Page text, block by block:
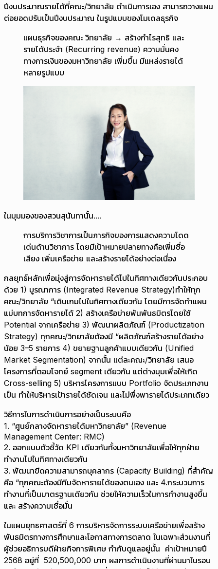
ปีงบประมาณรายได้ที่คณะ/วิทยาลัย ดำเนินการเอง สามารถวางแผน
ต่อยอดปรับเป็นปีงบประมาณ ในรูปแบบของโมเดลธุรกิจ
แผนธุรกิจของคณะ วิทยาลัย → สร้างกำไรสุทธิ และ
รายได้ประจำ (Recurring revenue) ความมั่นคง
ทางการเงินของมหาวิทยาลัย เพิ่มขึ้น มีแหล่งรายได้
หลายรูปแบบ
ในมุมมองของสวนสุนันทานั้น....
การบริการวิชาการเป็นภารกิจของการแสดงความโดด
เด่นด้านวิชาการ โดยมีเป้าหมายปลายทางคือเพิ่มชื่อ
เสียง เพิ่มเครือข่าย และสร้างรายได้อย่างต่อเนื่อง
กลยุทธ์หลักเพื่อมุ่งสู่การจัดหารายได้ไปในทิศทางเดียวกันประกอบ
ด้วย 1) บูรณาการ (Integrated Revenue Strategy)ทำให้ทุก
คณะ/วิทยาลัย “เดินเกมไปในทิศทางเดียวกัน โดยมีการจัดทำแผน
แม่บทการจัดหารายได้ 2) สร้างเครือข่ายพันพันธมิตรโดยใช้
Potential จากเครือข่าย 3) พัฒนาผลิตภัณฑ์ (Productization
Strategy) ทุกคณะ/วิทยาลัยต้องมี “ผลิตภัณฑ์สร้างรายได้อย่าง
น้อย 3–5 รายการ 4) ขยายฐานลูกค้าแบบเดียวกัน (Unified
Market Segmentation) จากนั้น แต่ละคณะ/วิทยาลัย เสนอ
โครงการที่ตอบโจทย์ segment เดียวกัน แต่ต่างมุมเพื่อให้เกิด
Cross-selling 5) บริหารโครงการแบบ Portfolio จัดประเภทงาน
เป็น ทำให้บริหารเป้ารายได้ชัดเจน และไม่พึ่งพารายได้ประเภทเดียว
วิธีการในการดำเนินการอย่างเป็นระบบคือ
1. “ศูนย์กลางจัดหารายได้มหาวิทยาลัย” (Revenue
Management Center: RMC)
2. ออกแบบตัวชี้วัด KPI เดียวกันทั้งมหาวิทยาลัยเพื่อให้ทุกฝ่าย
ทำงานไปในทิศทางเดียวกัน
3. พัฒนาขีดความสามารถบุคลากร (Capacity Building) ที่สำคัญ
คือ “ทุกคณะต้องมีทีมจัดหารายได้ของตนเอง และ 4.กระบวนการ
ทำงานที่เป็นมาตรฐานเดียวกัน ช่วยให้ความเร็วในการทำงานสูงขึ้น
และ สร้างความเชื่อมั่น
ในแผนยุทธศาสตร์ที่ 6 การบริหารจัดการระบบเครือข่ายเพื่อสร้าง
พันธมิตรทางการศึกษาและโอกาสทางการตลาด ในเฉพาะส่วนงานที่
ผู้ช่วยอธิการบดีฝ่ายกิจการพิเศษ กำกับดูแลอยู่นั้น ค่าเป้าหมายปี
2568 อยู่ที่ 520,500,000 บาท ผลการดำเนินงานที่ผ่านมาในรอบ